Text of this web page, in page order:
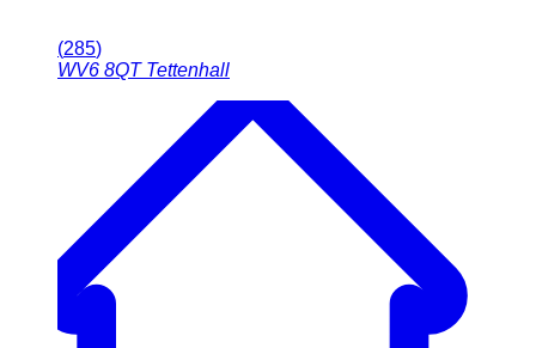
(285)
WV6 8QT Tettenhall